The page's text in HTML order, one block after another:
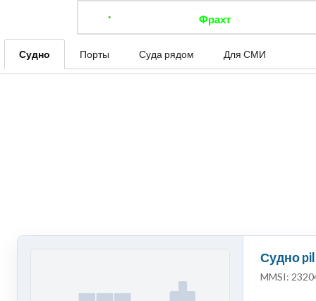
Фрахт
Судно Порты Суда рядом Для СМИ
Судно
MMSI: